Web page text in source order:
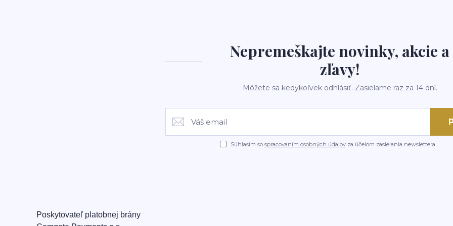
Nepremeškajte novinky, akcie a
zľavy!
Môžete sa kedykoľvek odhlásiť. Zasielame raz za 14 dní.
Súhlasím so spracovaním osobných údajovza účelom zasielania newslettera.
Poskytovateľ platobnej brány